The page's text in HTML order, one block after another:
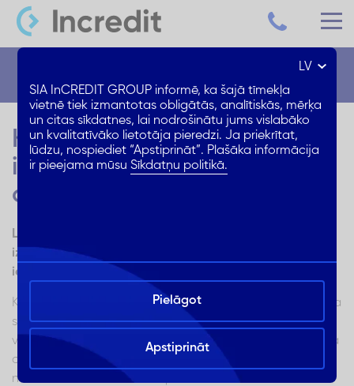
Kas jāņem vērā,
iegādājoties jaunu kafijas
aparātu?
Labākie un mājoklim piemērotākie kafijas aparāti:
izvēlies, izvērtējot savus kafijas dzeršanas ieradumus,
ierīču kvalitāti un cenu!
Kafija un kafijas baudīšana – tā ir tēma, kura nereti rosina
spraigas diskusijas un polarizē viedokļus, tā ir vienas
valsts cieņas un goda jautājums, kamēr, piemēram, kādā
citā valstī par pārlieku lielas vērības piešķiršanu tik
nebūtiskai dzīves sastāvdaļai rauc uzacis... Bet viens ir
LV
SIA InCREDIT GROUP informē, ka šajā tīmekļa
vietnē tiek izmantotas obligātās, analītiskās, mērķa
un citas sīkdatnes, lai nodrošinātu jums vislabāko
un kvalitatīvāko lietotāja pieredzi. Ja priekrītat,
lūdzu, nospiediet “Apstiprināt”. Plašāka informācija
ir pieejama mūsuSīkdatņu politikā.
Pielāgot
Apstiprināt